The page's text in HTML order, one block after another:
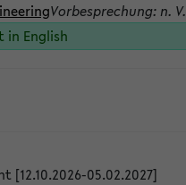
Vorbesprechung: n. V.
in English
[12.10.2026-05.02.2027]